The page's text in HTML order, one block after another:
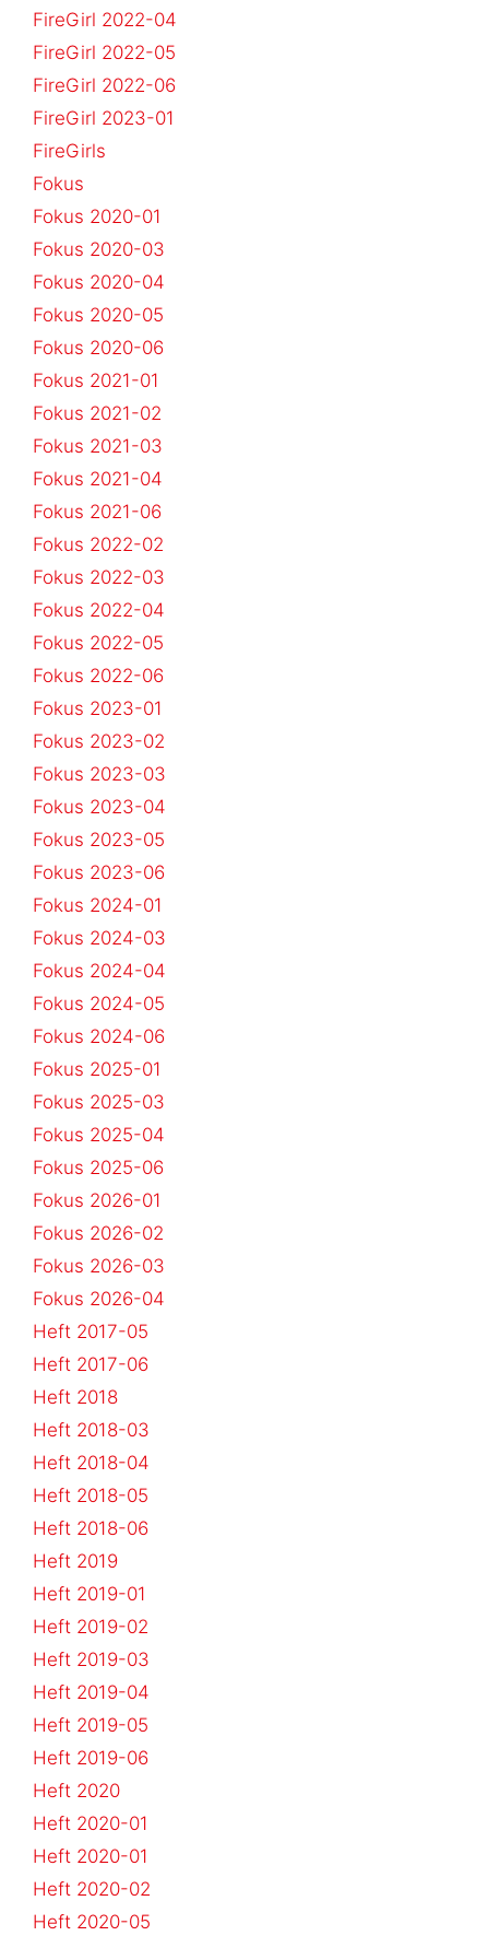
FireGirl 2022-04
FireGirl 2022-05
FireGirl 2022-06
FireGirl 2023-01
FireGirls
Fokus
Fokus 2020-01
Fokus 2020-03
Fokus 2020-04
Fokus 2020-05
Fokus 2020-06
Fokus 2021-01
Fokus 2021-02
Fokus 2021-03
Fokus 2021-04
Fokus 2021-06
Fokus 2022-02
Fokus 2022-03
Fokus 2022-04
Fokus 2022-05
Fokus 2022-06
Fokus 2023-01
Fokus 2023-02
Fokus 2023-03
Fokus 2023-04
Fokus 2023-05
Fokus 2023-06
Fokus 2024-01
Fokus 2024-03
Fokus 2024-04
Fokus 2024-05
Fokus 2024-06
Fokus 2025-01
Fokus 2025-03
Fokus 2025-04
Fokus 2025-06
Fokus 2026-01
Fokus 2026-02
Fokus 2026-03
Fokus 2026-04
Heft 2017-05
Heft 2017-06
Heft 2018
Heft 2018-03
Heft 2018-04
Heft 2018-05
Heft 2018-06
Heft 2019
Heft 2019-01
Heft 2019-02
Heft 2019-03
Heft 2019-04
Heft 2019-05
Heft 2019-06
Heft 2020
Heft 2020-01
Heft 2020-01
Heft 2020-02
Heft 2020-05